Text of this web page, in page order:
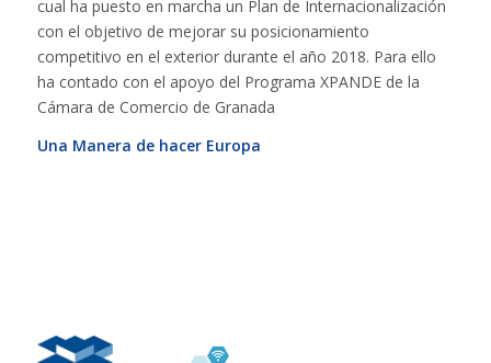
cual ha puesto en marcha un Plan de Internacionalización
con el objetivo de mejorar su posicionamiento
competitivo en el exterior durante el año 2018. Para ello
ha contado con el apoyo del Programa XPANDE de la
Cámara de Comercio de Granada
Una Manera de hacer Europa